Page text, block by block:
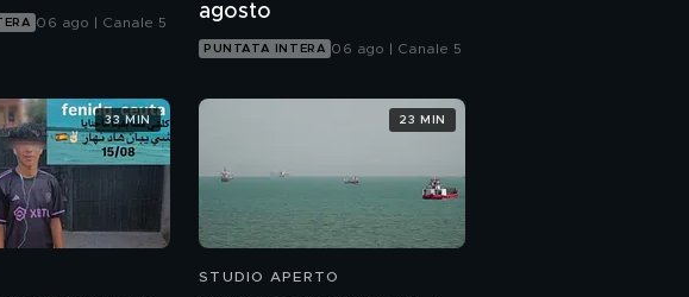
06 ago | Canale 5
agosto
PUNTATA INTERA 06 ago | Canale 5
33 MIN
STUDIO APERTO
23 MIN